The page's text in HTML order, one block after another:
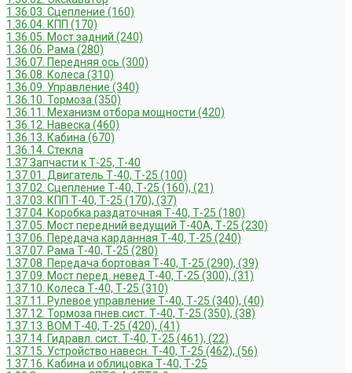
1.36.03. Сцепление (160)
1.36.04. КПП (170)
1.36.05. Мост задний (240)
1.36.06. Рама (280)
1.36.07. Передняя ось (300)
1.36.08. Колеса (310)
1.36.09. Управление (340)
1.36.10. Тормоза (350)
1.36.11. Механизм отбора мощности (420)
1.36.12. Навеска (460)
1.36.13. Кабина (670)
1.36.14. Стекла
1.37 Запчасти к Т-25, Т-40
1.37.01. Двигатель Т-40, Т-25 (100)
1.37.02. Сцепление Т-40, Т-25 (160), (21)
1.37.03. КПП Т-40, Т-25 (170), (37)
1.37.04. Коробка раздаточная Т-40, Т-25 (180)
1.37.05. Мост передний ведущий Т-40А, Т-25 (230)
1.37.06. Передача карданная Т-40, Т-25 (240)
1.37.07. Рама Т-40, Т-25 (280)
1.37.08. Передача бортовая Т-40, Т-25 (290), (39)
1.37.09. Мост перед. невед Т-40, Т-25 (300), (31)
1.37.10. Колеса Т-40, Т-25 (310)
1.37.11. Рулевое управление Т-40, Т-25 (340), (40)
1.37.12. Тормоза пнев.сист. Т-40, Т-25 (350), (38)
1.37.13. ВОМ Т-40, Т-25 (420), (41)
1.37.14. Гидравл. сист. Т-40, Т-25 (461), (22)
1.37.15. Устройство навесн. Т-40, Т-25 (462), (56)
1.37.16. Кабина и облицовка Т-40, Т-25